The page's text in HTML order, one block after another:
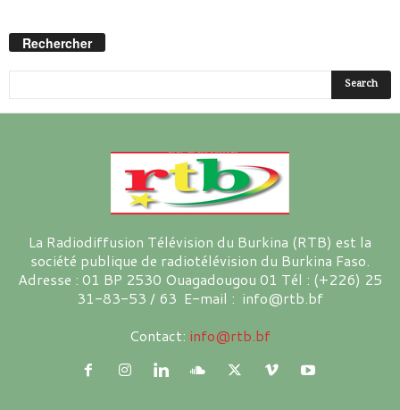
Rechercher
La Radiodiffusion Télévision du Burkina (RTB) est la
société publique de radiotélévision du Burkina Faso.
Adresse : 01 BP 2530 Ouagadougou 01 Tél : (+226) 25
31-83-53 / 63 E-mail : info@rtb.bf
Contact: info@rtb.bf